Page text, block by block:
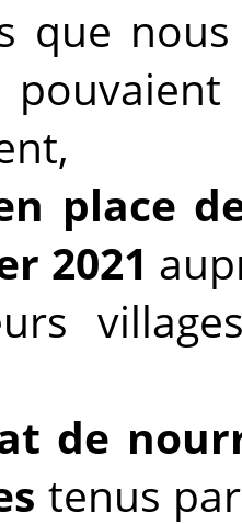
que
place
2021
de
tenus